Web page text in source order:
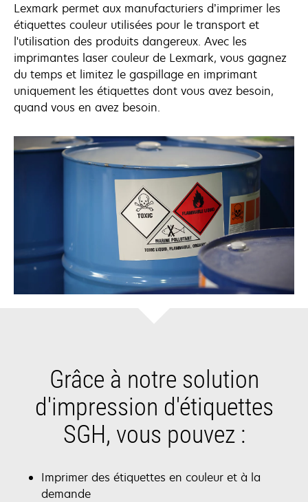
Lexmark permet aux manufacturiers d’imprimer les
étiquettes couleur utilisées pour le transport et
l'utilisation des produits dangereux. Avec les
imprimantes laser couleur de Lexmark, vous gagnez
du temps et limitez le gaspillage en imprimant
uniquement les étiquettes dont vous avez besoin,
quand vous en avez besoin.
Grâce à notre solution
d'impression d'étiquettes
SGH, vous pouvez :
Imprimer des étiquettes en couleur et à la
demande